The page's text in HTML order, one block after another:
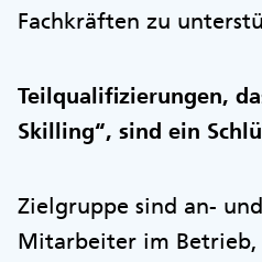
Fachkräften zu
Teilqualifizierungen,
Skilling“, sind ein
Zielgruppe sind an-
Mitarbeiter im Betrieb,